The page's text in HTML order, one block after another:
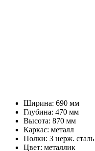
Ширина: 690 мм
Глубина: 470 мм
Высота: 870 мм
Каркас: металл
Полки: 3 нерж.
Цвет: металлик